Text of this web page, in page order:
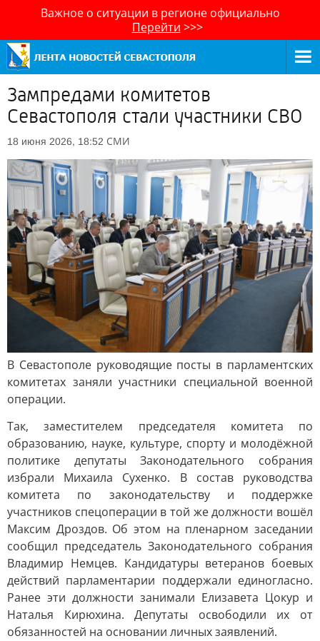
Важное о ситуации в регионе официально
Перейти >>>
Зампредами комитетов
Севастополя стали участники СВО
18 июня 2026, 18:52 СМИ
В Севастополе руководящие посты в парламентских
комитетах заняли участники специальной военной
операции.
Так, заместителем председателя комитета по
образованию, науке, культуре, спорту и молодёжной
политике депутаты Законодательного собрания
избрали Михаила Сухенко. В состав руководства
комитета по законодательству и поддержке
участников спецоперации в той же должности вошёл
Максим Дроздов. Об этом на пленарном заседании
сообщил председатель Законодательного собрания
Владимир Немцев. Кандидатуры ветеранов боевых
действий парламентарии поддержали единогласно.
Ранее эти должности занимали Елизавета Цокур и
Наталья Кирюхина. Депутаты освободили их от
обязанностей на основании личных заявлений.